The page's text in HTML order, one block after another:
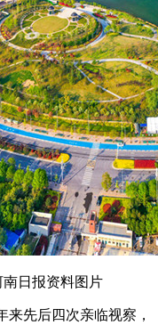
日报资料图片
先后四次亲临视察，